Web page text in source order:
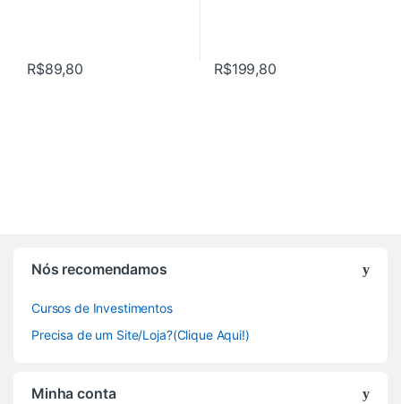
R$89,80 R$199,80
Nós recomendamos
Cursos de Investimentos
Precisa de um Site/Loja?(Clique Aqui!)
Minha conta